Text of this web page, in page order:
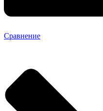
Сравнение